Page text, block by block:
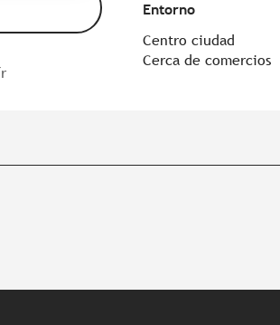
Entorno
Entorno
Centro ciudad
Cerca de comercios